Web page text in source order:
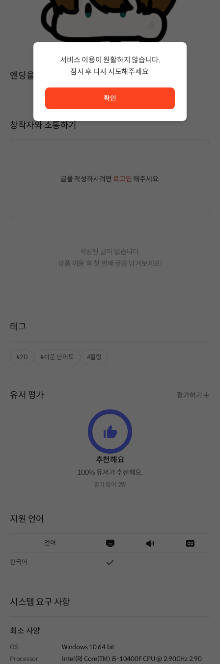
엔딩을 상상하는 재미
창작자와 소통하기
글을 작성하시려면 로그인 해주세요.
작성된 글이 없습니다.
상품 이용 후 첫 번째 글을 남겨보세요!
태그
#2D #쉬운 난이도 #힐링
유저 평가 평가하기
추천해요
100% 유저가 추천해요.
평가 참여 2명
지원 언어
언어
한국어
시스템 요구 사항
최소 사양
OS
Windows 10 64 bit
Processor
Intel(R) Core(TM) i5-10400F CPU @ 2.90GHz 2.90
서비스 이용이 원활하지 않습니다.
잠시 후 다시 시도해주세요.
확인